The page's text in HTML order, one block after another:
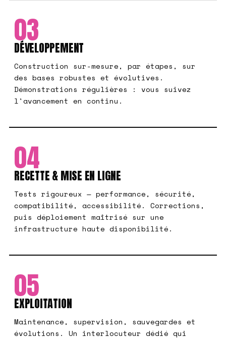
03
DÉVELOPPEMENT
Construction sur-mesure, par étapes, sur
des bases robustes et évolutives.
Démonstrations régulières : vous suivez
l'avancement en continu.
04
RECETTE & MISE EN LIGNE
Tests rigoureux — performance, sécurité,
compatibilité, accessibilité. Corrections,
puis déploiement maîtrisé sur une
infrastructure haute disponibilité.
05
EXPLOITATION
Maintenance, supervision, sauvegardes et
évolutions. Un interlocuteur dédié qui